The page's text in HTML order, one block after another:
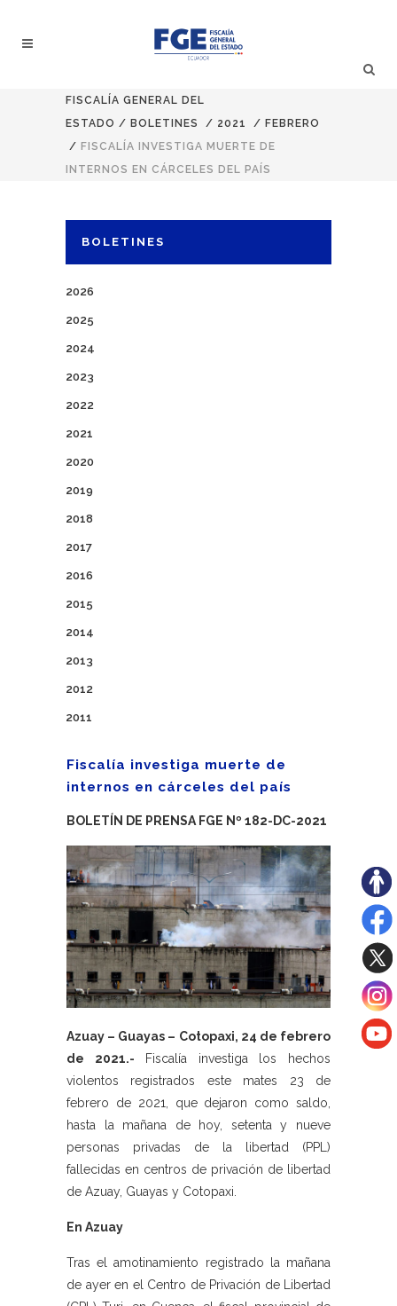
FISCALÍA GENERAL DEL
ESTADO / BOLETINES / 2021 / FEBRERO
/ FISCALÍA INVESTIGA MUERTE DE
INTERNOS EN CÁRCELES DEL PAÍS
BOLETINES
2026
2025
2024
2023
2022
2021
2020
2019
2018
2017
2016
2015
2014
2013
2012
2011
Fiscalía investiga muerte de
internos en cárceles del país
BOLETÍN DE PRENSA FGE Nº 182-DC-2021
Azuay – Guayas – Cotopaxi, 24 de febrero
de 2021.- Fiscalía investiga los hechos
violentos registrados este mates 23 de
febrero de 2021, que dejaron como saldo,
hasta la mañana de hoy, setenta y nueve
personas privadas de la libertad (PPL)
fallecidas en centros de privación de libertad
de Azuay, Guayas y Cotopaxi.
En Azuay
Tras el amotinamiento registrado la mañana
de ayer en el Centro de Privación de Libertad